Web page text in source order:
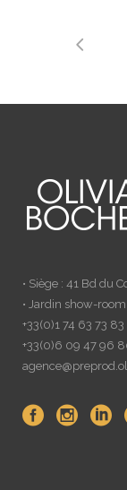
• Siège : 41 Bd du
• Jardin show-
+33(0)1 74 63 73 83
+33(0)6 09 47 96